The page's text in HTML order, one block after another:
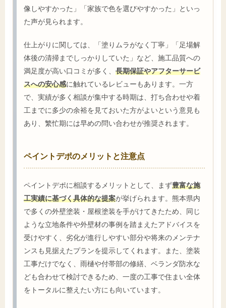
像しやすかった」「家族で色を選びやすかった」といっ
た声が見られます。
仕上がりに関しては、「塗りムラがなく丁寧」「足場解
体後の清掃までしっかりしていた」など、施工品質への
満足度が高い口コミが多く、 長期保証やアフターサービ
スへの安心感に触れているレビューもあります。一方
で、実績が多く相談が集中する時期は、打ち合わせや着
工までに多少の余裕を見ておいた方がよいという意見も
あり、繁忙期には早めの問い合わせが推奨されます。
ペイントデポのメリットと注意点
ペイントデポに相談するメリットとして、まず豊富な施
工実績に基づく具体的な提案が挙げられます。熊本県内
で多くの外壁塗装・屋根塗装を手がけてきたため、同じ
ような立地条件や外壁材の事例を踏まえたアドバイスを
受けやすく、劣化が進行しやすい部分や将来のメンテナ
ンスも見据えたプランを提示してくれます。また、塗装
工事だけでなく、雨樋や付帯部の修繕、ベランダ防水な
ども合わせて検討できるため、一度の工事で住まい全体
をトータルに整えたい方にも向いています。